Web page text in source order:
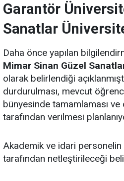
Garantör
Sanatlar
Daha önce yapılan
Mimar Sinan Güzel
olarak belirlendiği
durdurulması, mevcut
bünyesinde tamamlaması
tarafından verilmesi
Akademik ve idari
tarafından netleştirileceği